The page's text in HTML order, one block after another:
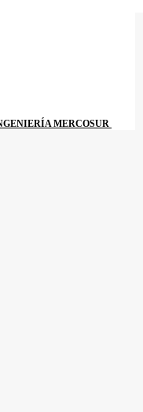
MERCOSUR